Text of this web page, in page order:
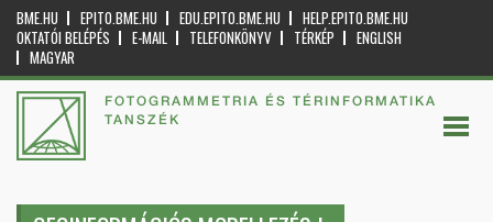
BME.HU EPITO.BME.HU EDU.EPITO.BME.HU
HELP.EPITO.BME.HU
OKTATÓI BELÉPÉS
E-MAIL TELEFONKÖNYV TÉRKÉP
ENGLISH
MAGYAR
FOTOGRAMMETRIA ÉS TÉRINFORMATIKA
TANSZÉK